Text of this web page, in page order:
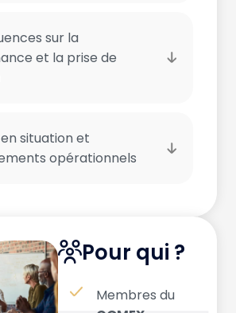
sur la
et la prise de
en situation et
opérationnels
Pour qui ?
Membres du